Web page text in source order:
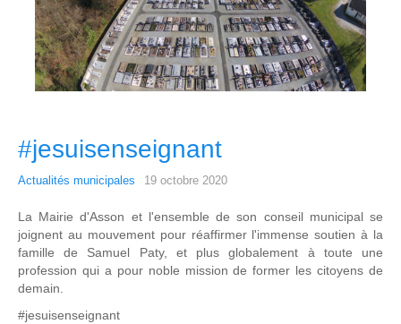
#jesuisenseignant
Actualités municipales 19 octobre 2020
La Mairie d'Asson et l'ensemble de son conseil municipal se
joignent au mouvement pour réaffirmer l'immense soutien à la
famille de Samuel Paty, et plus globalement à toute une
profession qui a pour noble mission de former les citoyens de
demain.
#jesuisenseignant